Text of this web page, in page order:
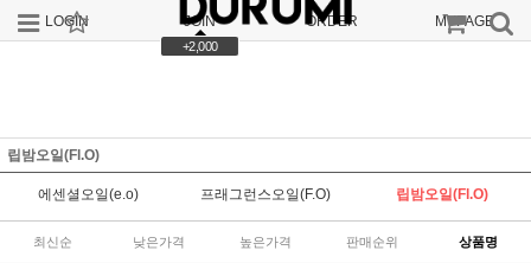
LOGIN JOIN
+2,000
ORDER MYPAGE
립밤오일(Fl.O)
에센셜오일(e.o) 프래그런스오일(F.O) 립밤오일(Fl.O)
최신순 낮은가격 높은가격 판매순위 상품명